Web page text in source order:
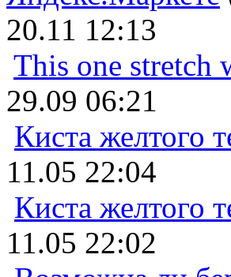
20.11 12:13
This one stretch
29.09 06:21
Киста желтого
11.05 22:04
Киста желтого
11.05 22:02